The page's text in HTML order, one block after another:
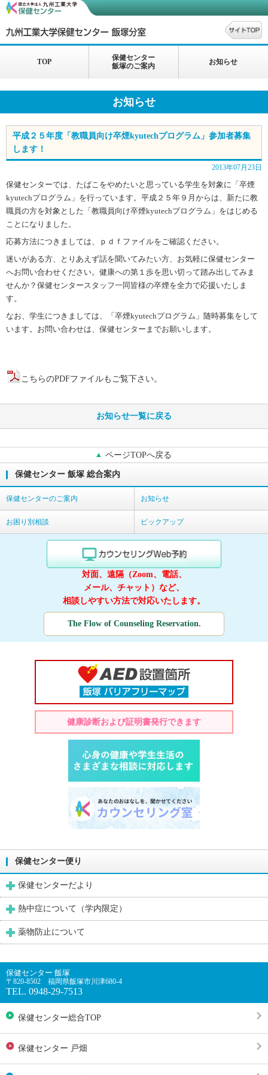
TOP
保健センター
飯塚のご案内
お知らせ
お知らせ
平成２５年度「教職員向け卒煙kyutechプログラム」参加者募集
します！
2013年07月23日
保健センターでは、たばこをやめたいと思っている学生を対象に「卒煙
kyutechプログラム」を行っています。平成２５年９月からは、新たに教
職員の方を対象とした「教職員向け卒煙kyutechプログラム」をはじめる
ことになりました。
応募方法につきましては、ｐｄｆファイルをご確認ください。
迷いがある方、とりあえず話を聞いてみたい方、お気軽に保健センター
へお問い合わせください。健康への第１歩を思い切って踏み出してみま
せんか？保健センタースタッフ一同皆様の卒煙を全力で応援いたしま
す。
なお、学生につきましては、「卒煙kyutechプログラム」随時募集をして
います。 お問い合わせは、保健センターまでお願いします。
こちらのPDFファイルもご覧下さい。
お知らせ一覧に戻る
ページTOPへ戻る
保健センター 飯塚 総合案内
保健センターのご案内 お知らせ
お困り別相談 ピックアップ
対面、遠隔（Zoom、電話、
メール、チャット）など、
相談しやすい方法で対応いたします。
The Flow of Counseling Reservation.
健康診断および証明書発行できます
保健センター便り
保健センターだより
熱中症について（学内限定）
薬物防止について
保健センター 飯塚
〒820-8502 福岡県飯塚市川津680-4
TEL. 0948-29-7513
保健センター総合TOP
保健センター 戸畑